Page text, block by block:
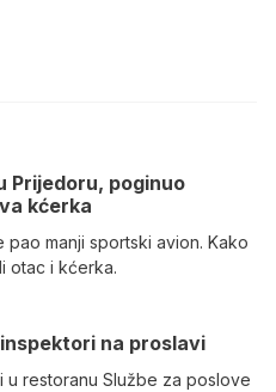
Prijedoru, poginuo
kćerka
manji sportski avion. Kako
otac i kćerka.
na proslavi
restoranu Službe za poslove